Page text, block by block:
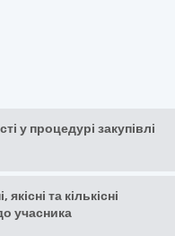
у процедурі закупівлі
та кількісні
учасника